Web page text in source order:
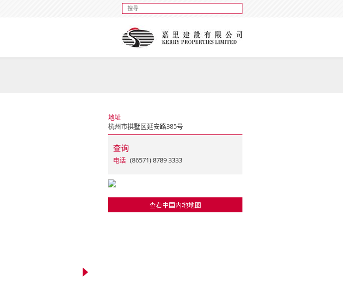
地址
杭州市拱墅区延安路385号
查询
电话 (86571) 8789 3333
查看中国内地地图